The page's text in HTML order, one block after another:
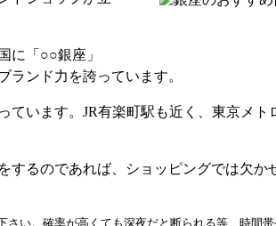
に「○○銀座」
ンド力を誇っています。
います。JR有楽町駅も近く、東京メ
るのであれば、ショッピングでは欠か
い。確率が高くても深夜だと断られる等、時間